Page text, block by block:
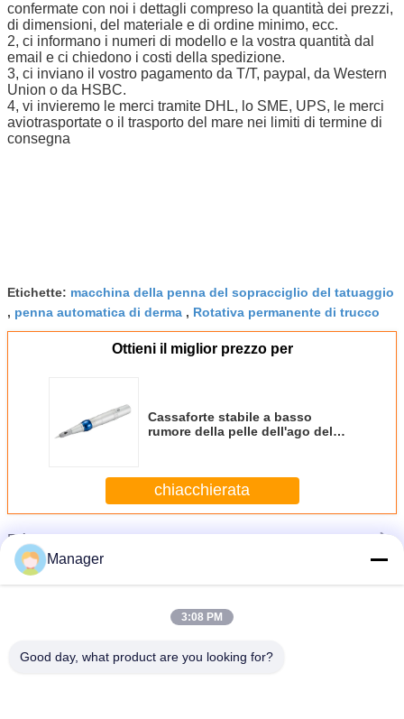
confermate con noi i dettagli compreso la quantità dei prezzi,
di dimensioni, del materiale e di ordine minimo, ecc.
2, ci informano i numeri di modello e la vostra quantità dal
email e ci chiedono i costi della spedizione.
3, ci inviano il vostro pagamento da T/T, paypal, da Western
Union o da HSBC.
4, vi invieremo le merci tramite DHL, lo SME, UPS, le merci
aviotrasportate o il trasporto del mare nei limiti di termine di
consegna
Etichette: macchina della penna del sopracciglio del tatuaggio
, penna automatica di derma , Rotativa permanente di trucco
Ottieni il miglior prezzo per
Cassaforte stabile a basso
rumore della pelle dell'ago del
chiacchierata
Più
Manager
3:08 PM
Good day, what product are you looking for?